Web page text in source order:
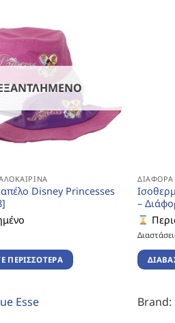
Disney Princesses
ΠΕΡΙΣΣΌΤΕΡΑ
Esse
ΔΙΆΦΟΡΑ
–
Brand: